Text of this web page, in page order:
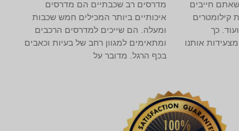
חייבים
קילומטרים
כך
אותנו
מדרסים רב שכבתיים הם מדרסים
איכותיים ביותר המכילים חמש שכבות
ומעלה. הם שייכים למדרסים הרכבים
ומתאימים למגוון רחב של בעיות וכאבים
בכף הרגל. מדובר על